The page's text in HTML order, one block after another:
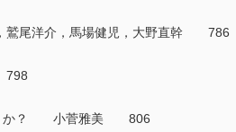
鷲尾洋介，馬場健児，大野直幹 786
798
ょうか？ 小菅雅美 806